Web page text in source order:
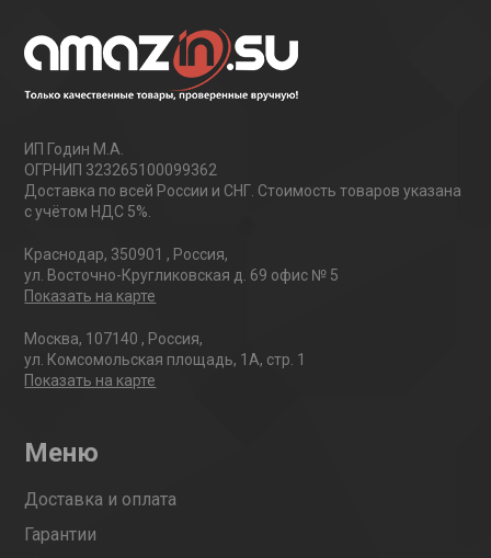
ИП Годин М.А.
ОГРНИП 323265100099362
Доставка по всей России и СНГ. Стоимость товаров указана
с учётом НДС 5%.
Краснодар, 350901 , Россия,
ул. Восточно-Кругликовская д. 69 офис № 5
Показать на карте
Москва, 107140 , Россия,
ул. Комсомольская площадь, 1А, стр. 1
Показать на карте
Меню
Доставка и оплата
Гарантии